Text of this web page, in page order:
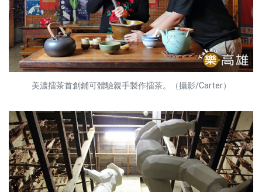
美濃擂茶首創鋪可體驗親手製作擂茶。（攝影/Carter）